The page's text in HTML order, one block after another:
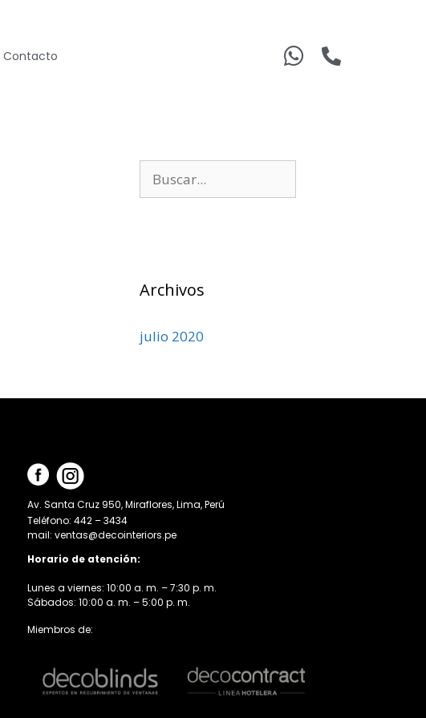
Contacto
Archivos
julio 2020
Av. Santa Cruz 950, Miraflores, Lima, Perú
Teléfono: 442 – 3434
mail: ventas@decointeriors.pe
Horario de atención:
Lunes a viernes: 10:00 a. m. – 7:30 p. m.
Sábados: 10:00 a. m. – 5:00 p. m.
Miembros de: